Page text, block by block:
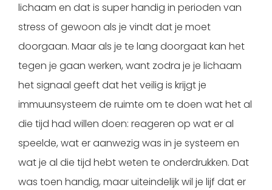
lichaam en dat is super handig in perioden van
stress of gewoon als je vindt dat je moet
doorgaan. Maar als je te lang doorgaat kan het
tegen je gaan werken, want zodra je je lichaam
het signaal geeft dat het veilig is krijgt je
immuunsysteem de ruimte om te doen wat het al
die tijd had willen doen: reageren op wat er al
speelde, wat er aanwezig was in je systeem en
wat je al die tijd hebt weten te onderdrukken. Dat
was toen handig, maar uiteindelijk wil je lijf dat er